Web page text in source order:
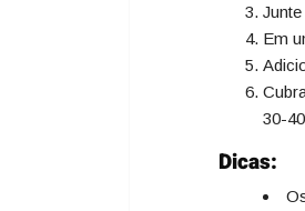
Em
30-
Dicas: